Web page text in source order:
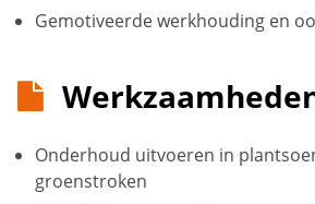
Gemotiveerde werkhouding en
Onderhoud uitvoeren in
groenstroken